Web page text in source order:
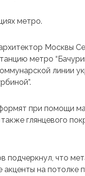
метро.
Москвы
​​метро
линии
при помощи
глянцевого
подчеркнул, что
акценты на потолке